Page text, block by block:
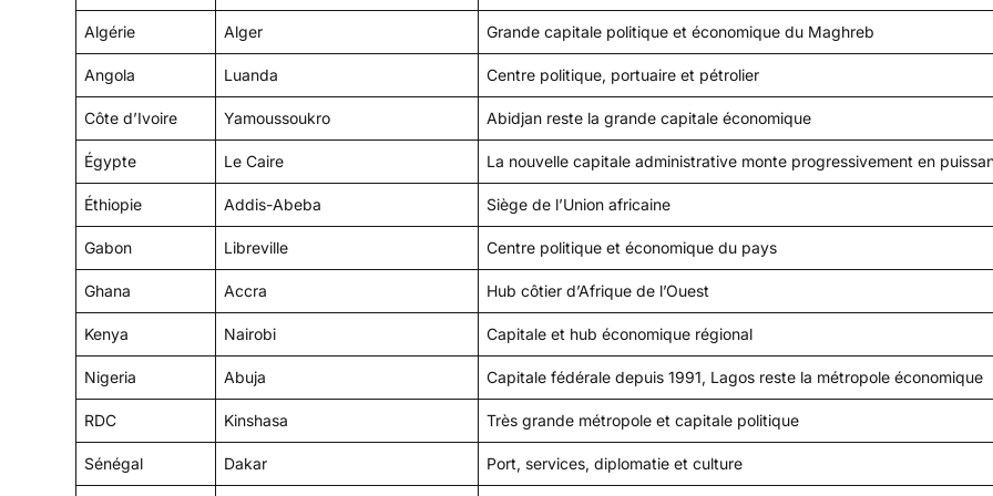
Algérie Alger Grande capitale politique et économique du Maghreb
Angola Luanda Centre politique, portuaire et pétrolier
Côte d’Ivoire Yamoussoukro Abidjan reste la grande capitale économique
Égypte Le Caire La nouvelle capitale administrative monte progressivement en
Éthiopie Addis-Abeba Siège de l’Union africaine
Gabon Libreville Centre politique et économique du pays
Ghana Accra Hub côtier d’Afrique de l’Ouest
Kenya Nairobi Capitale et hub économique régional
Nigeria Abuja Capitale fédérale depuis 1991, Lagos reste la métropole économique
RDC Kinshasa Très grande métropole et capitale politique
Sénégal Dakar Port, services, diplomatie et culture